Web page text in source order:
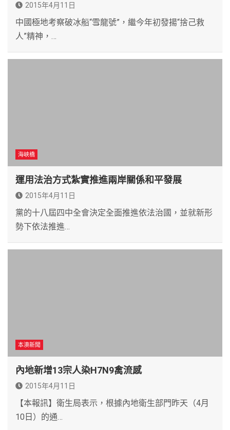
2015年4月11日
中國極地考察破冰船“雪龍號”，繼今年初發揚“捨己救
人”精神，…
海峽橋
運用法治方式紮實推進兩岸關係和平發展
2015年4月11日
黨的十八屆四中全會決定全面推進依法治國，並就新形
勢下依法推進…
本澳新聞
內地新增13宗人染H7N9禽流感
2015年4月11日
【本報訊】衛生局表示，根據內地衛生部門昨天（4月
10日）的通…